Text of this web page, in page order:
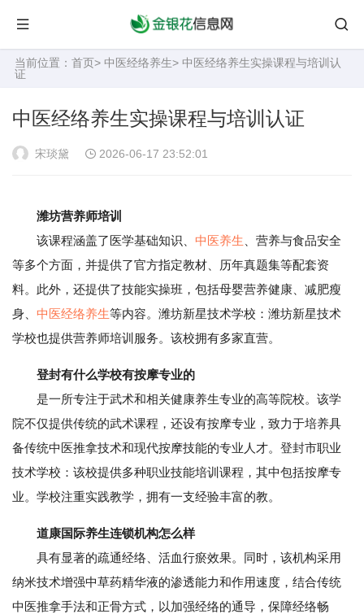
当前位置： 首页> 中医经络养生> 中医经络养生实操课程与培训认
证
中医经络养生实操课程与培训认证
宋琰黛 2026-06-17 23:52:01
潍坊营养师培训
该课程涵盖了医学基础知识、 中医养生 、营养与食品安全
等多个方面，并提供了官方指定教材、历年真题集等配套资
料。此外，还提供了技能实操班，包括母婴营养健康、减肥瘦
身、 中医经络养生等内容。潍坊新星技术学校：潍坊新星技术
学校也提供营养师培训服务。该校拥有多家直营。
登封有什么学校有按摩专业的
是一所专注于武术和相关健康养生专业的高等院校。该学
院不仅提供传统的武术课程，还设有按摩专业，致力于培养具
备传统中医推拿技术和现代按摩技能的专业人才。登封市职业
技术学校：该校提供多种职业技能培训课程，其中包括按摩专
业。学校注重实践教学，拥有一支经验丰富的教。
道康国际养生连锁机构怎么样
具有显著的疏通经络、活血行瘀效果。同时，该机构采用
纳米技术增强中草药精华液的渗透能力和作用速度，结合传统
中医推拿手法和正骨方式，以加强经络的通导，保障经络畅